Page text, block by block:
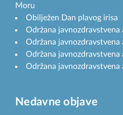
Moru
Obilježen Dan plavog irisa
Održana javnozdravstvena
Održana javnozdravstvena
Održana javnozdravstvena
Održana javnozdravstvena
Nedavne objave